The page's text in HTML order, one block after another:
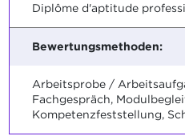
Diplôme d'aptitude
Bewertungsmethoden:
Arbeitsprobe /
Fachgespräch,
Kompetenzfeststellung,